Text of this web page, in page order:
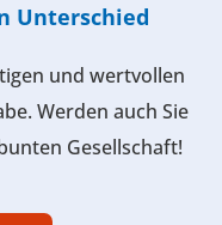
Unterschied
und wertvollen
Werden auch Sie
Gesellschaft!